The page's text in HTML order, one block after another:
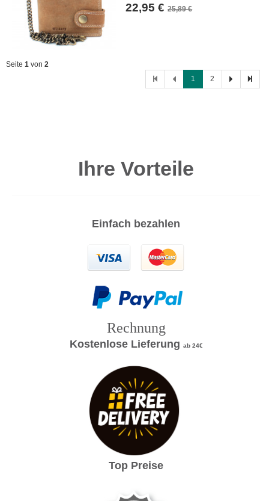
22,95 €25,89 €
Seite 1 von 2
1
2
Ihre Vorteile
Einfach bezahlen
Rechnung
Kostenlose Lieferung ab 24€
Top Preise